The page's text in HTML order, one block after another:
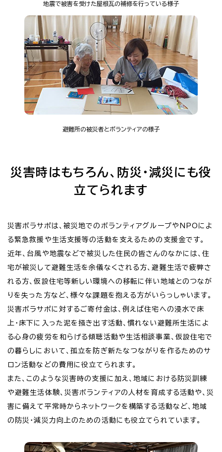
地震で被害を受けた屋根瓦の補修を行っている様子
避難所の被災者とボランティアの様子
災害時はもちろん、防災・減災にも役
立てられます
災害ボラサポは、被災地でのボランティアグループやNPOによ
る緊急救援や生活支援等の活動を支えるための支援金です。
近年、台風や地震などで被災した住民の皆さんのなかには、住
宅が被災して避難生活を余儀なくされる方、避難生活で疲弊さ
れる方、仮設住宅等新しい環境への移転に伴い地域とのつなが
りを失った方など、様々な課題を抱える方がいらっしゃいます。
災害ボラサポに対するご寄付金は、例えば住宅への浸水で床
上・床下に入った泥を掻き出す活動、慣れない避難所生活によ
る心身の疲労を和らげる傾聴活動や生活相談事業、仮設住宅で
の暮らしにおいて、孤立を防ぎ新たなつながりを作るためのサ
ロン活動などの費用に役立てられます。
また、このような災害時の支援に加え、地域における防災訓練
や避難生活体験、災害ボランティアの人材を育成する活動や、災
害に備えて平常時からネットワークを構築する活動など、地域
の防災・減災力向上のための活動にも役立てられています。